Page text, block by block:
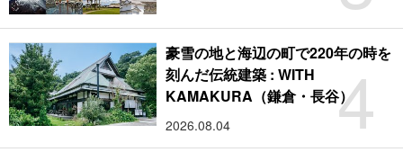
4
豪雪の地と海辺の町で220年の時を
刻んだ伝統建築 : WITH
KAMAKURA（鎌倉・長谷）
2026.08.04